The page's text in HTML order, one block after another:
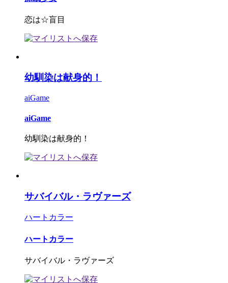
恋は☆盲目
幼馴染は献身的！
aiGame
aiGame
幼馴染は献身的！
サバイバル・ラヴァーズ
ハートカラー
ハートカラー
サバイバル・ラヴァーズ